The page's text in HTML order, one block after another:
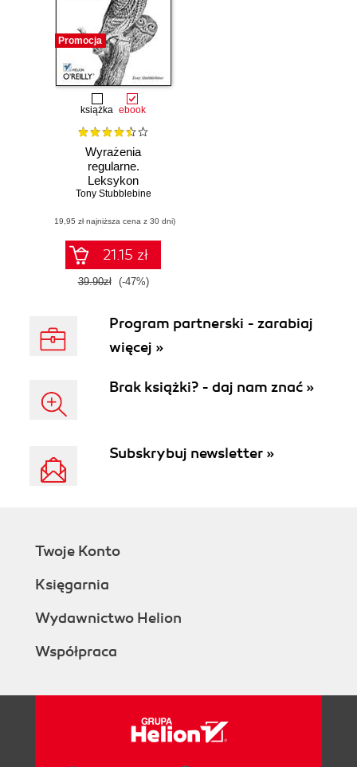
Promocja
książka ebook
Wyrażenia
regularne.
Leksykon
kieszonkowy.
Tony Stubblebine
(19,95 zł najniższa cena z 30 dni)
21.15 zł
39.90zł (-47%)
Program partnerski - zarabiaj
więcej »
Brak książki? - daj nam znać »
Subskrybuj newsletter »
Twoje Konto
Księgarnia
Wydawnictwo Helion
Współpraca